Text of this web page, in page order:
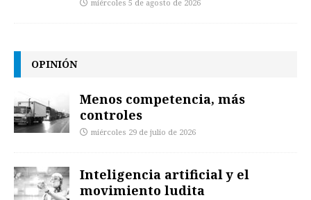
miércoles 5 de agosto de 2026
OPINIÓN
Menos competencia, más
controles
miércoles 29 de julio de 2026
Inteligencia artificial y el
movimiento ludita